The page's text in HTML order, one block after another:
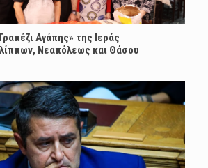
Αγάπης» της Ιεράς
Νεαπόλεως και Θάσου